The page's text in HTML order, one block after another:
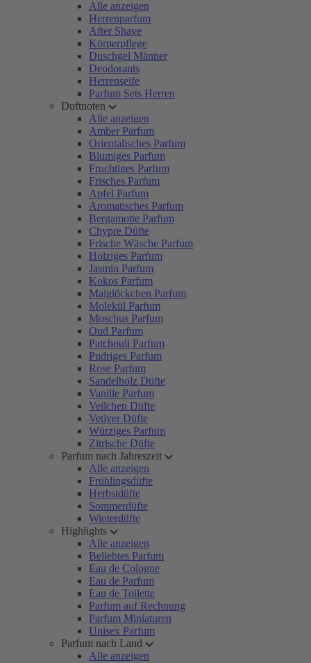
Alle anzeigen
Herrenparfum
After Shave
Körperpflege
Duschgel Männer
Deodorants
Herrenseife
Parfum Sets Herren
Duftnoten
Alle anzeigen
Amber Parfum
Orientalisches Parfum
Blumiges Parfum
Fruchtiges Parfum
Frisches Parfum
Apfel Parfum
Aromatisches Parfum
Bergamotte Parfum
Chypre Düfte
Frische Wäsche Parfum
Holziges Parfum
Jasmin Parfum
Kokos Parfum
Maiglöckchen Parfum
Molekül Parfum
Moschus Parfum
Oud Parfum
Patchouli Parfum
Pudriges Parfum
Rose Parfum
Sandelholz Düfte
Vanille Parfum
Veilchen Düfte
Vetiver Düfte
Würziges Parfum
Zitrische Düfte
Parfum nach Jahreszeit
Alle anzeigen
Frühlingsdüfte
Herbstdüfte
Sommerdüfte
Winterdüfte
Highlights
Alle anzeigen
Beliebtes Parfum
Eau de Cologne
Eau de Parfum
Eau de Toilette
Parfum auf Rechnung
Parfum Miniaturen
Unisex Parfum
Parfum nach Land
Alle anzeigen